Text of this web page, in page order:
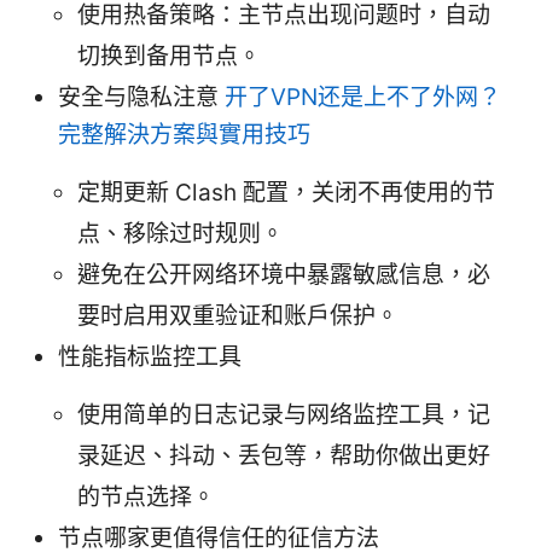
使用热备策略：主节点出现问题时，自动
切换到备用节点。
安全与隐私注意 开了VPN还是上不了外网？
完整解決方案與實用技巧
定期更新 Clash 配置，关闭不再使用的节
点、移除过时规则。
避免在公开网络环境中暴露敏感信息，必
要时启用双重验证和账户保护。
性能指标监控工具
使用简单的日志记录与网络监控工具，记
录延迟、抖动、丢包等，帮助你做出更好
的节点选择。
节点哪家更值得信任的征信方法